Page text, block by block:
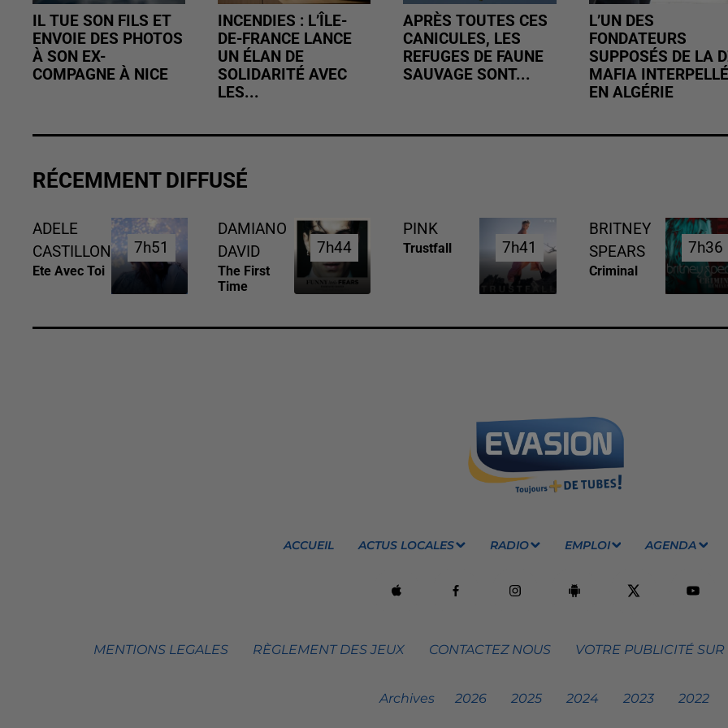
IL TUE SON FILS ET
ENVOIE DES PHOTOS
À SON EX-
COMPAGNE À NICE
INCENDIES : L’ÎLE-
DE-FRANCE LANCE
UN ÉLAN DE
SOLIDARITÉ AVEC
LES...
APRÈS TOUTES CES
CANICULES, LES
REFUGES DE FAUNE
SAUVAGE SONT...
L’UN DES
FONDATEURS
SUPPOSÉS DE LA
MAFIA INTERPELLÉ
EN ALGÉRIE
RÉCEMMENT DIFFUSÉ
ADELE
CASTILLON
Ete Avec Toi
7h51
7h51
DAMIANO
DAVID
The First
Time
7h44
7h44
PINK
Trustfall 7h41
7h41
BRITNEY
SPEARS
Criminal
7h36
7h36
ACCUEIL ACTUS LOCALES RADIO EMPLOI AGENDA
MENTIONS LEGALES RÈGLEMENT DES JEUX CONTACTEZ NOUS VOTRE PUBLICITÉ
Archives 2026 2025 2024 2023 2022